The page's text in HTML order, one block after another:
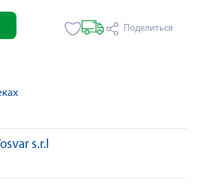
s.r.l
Поделиться